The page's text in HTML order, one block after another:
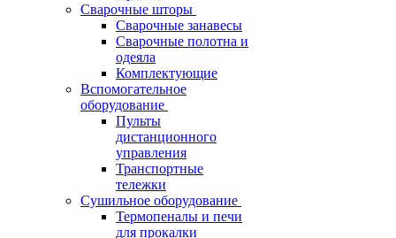
Сварочные шторы
Сварочные занавесы
Сварочные полотна и
одеяла
Комплектующие
Вспомогательное
оборудование
Пульты
дистанционного
управления
Транспортные
тележки
Сушильное оборудование
Термопеналы и печи
для прокалки